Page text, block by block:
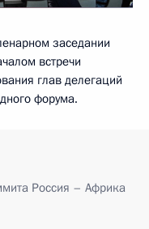
заседании
встречи
глав делегаций
форума.
Россия – Африка